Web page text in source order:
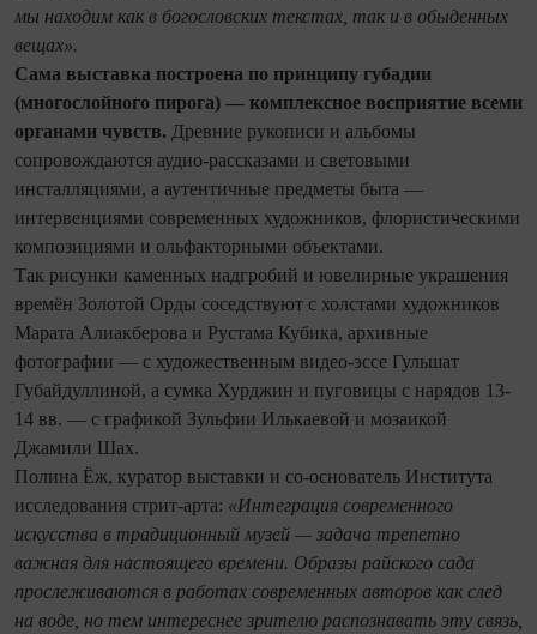
мы находим как в богословских текстах, так и в обыденных
вещах».
Сама выставка построена по принципу губадии
(многослойного пирога) — комплексное восприятие всеми
органами чувств. Древние рукописи и альбомы
сопровождаются аудио-рассказами и световыми
инсталляциями, а аутентичные предметы быта —
интервенциями современных художников, флористическими
композициями и ольфакторными объектами.
Так рисунки каменных надгробий и ювелирные украшения
времён Золотой Орды соседствуют с холстами художников
Марата Алиакберова и Рустама Кубика, архивные
фотографии — с художественным видео-эссе Гульшат
Губайдуллиной, а сумка Хурджин и пуговицы с нарядов 13-
14 вв. — с графикой Зульфии Илькаевой и мозаикой
Джамили Шах.
Полина Ёж, куратор выставки и со-основатель Института
исследования стрит-арта: «Интеграция современного
искусства в традиционный музей — задача трепетно
важная для настоящего времени. Образы райского сада
прослеживаются в работах современных авторов как след
на воде, но тем интереснее зрителю распознавать эту связь,